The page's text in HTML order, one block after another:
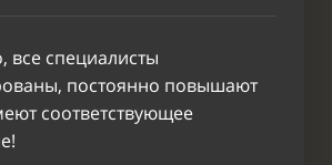
все специалисты
постоянно повышают
соответствующее